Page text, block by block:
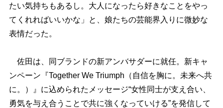
たい気持ちもあるし。大人になったら好きなことをやっ
てくれればいいかな」と、娘たちの芸能界入りに微妙な
表情だった。
佐田は、同ブランドの新アンバサダーに就任。新キャ
ンペーン『Together We Triumph（自信を胸に。未来へ共
に。）』に込められたメッセージ“女性同士が支え合い、
勇気を与え合うことで共に強くなっていける”を発信して